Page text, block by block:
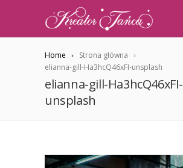
Home
Strona główna
elianna-gill-Ha3hcQ46xFI-unsplash
elianna-gill-Ha3hcQ46xFI-
unsplash